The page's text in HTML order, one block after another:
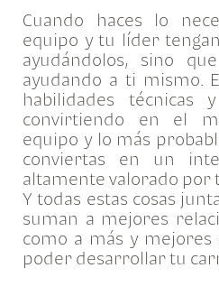
Cuando haces lo
equipo y tu líder
ayudándolos, sino
ayudando a ti mismo.
habilidades técnicas
convirtiendo en el
equipo y lo más
conviertas en un
altamente valorado por
Y todas estas cosas
suman a mejores
como a más y
poder desarrollar tu